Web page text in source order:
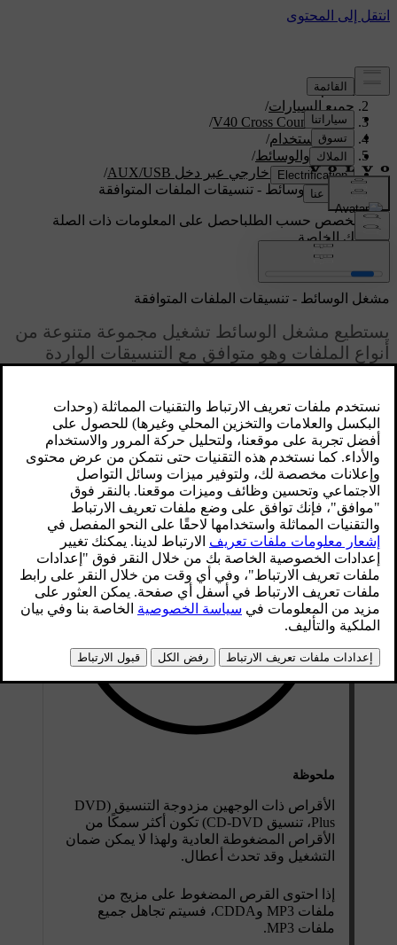
الدعم/
جميع السيارات/
V40 Cross Country 2019
/
دليل الاستخدام/
الصوت والوسائط/
مصدر صوت خارجي عبر دخل AUX/USB
/
مشغل الوسائط - تنسيقات الملفات المتوافقة
دعم مخصص حسب الطلباحصل على المعلومات ذات الصلة
بسيارتك الخاصة.
تسجيل الدخول
محدّث ٠٨‏/٠٦‏/٢٠٢٣
مشغل الوسائط - تنسيقات الملفات المتوافقة
يستطيع مشغل الوسائط تشغيل مجموعة متنوعة من
أنواع الملفات وهو متوافق مع التنسيقات الواردة
تنسيقات الملفات المتوافقة في أقراص CD/DVD
ملحوظة
الأقراص ذات الوجهين مزدوجة التنسيق (DVD
Plus، تنسيق CD-DVD) تكون أكثر سمكًا من
الأقراص المضغوطة العادية ولهذا لا يمكن ضمان
التشغيل وقد تحدث أعطال.
إذا احتوى القرص المضغوط على مزيج من
ملفات MP3 وCDDA، فسيتم تجاهل جميع
ملفات MP3.